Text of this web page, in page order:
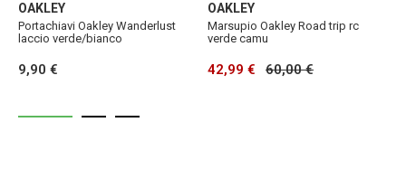
OAKLEY
Portachiavi Oakley Wanderlust
laccio verde/bianco
9,90 €
OAKLEY
Marsupio Oakley Road trip rc
verde camu
42,99 € 60,00 €